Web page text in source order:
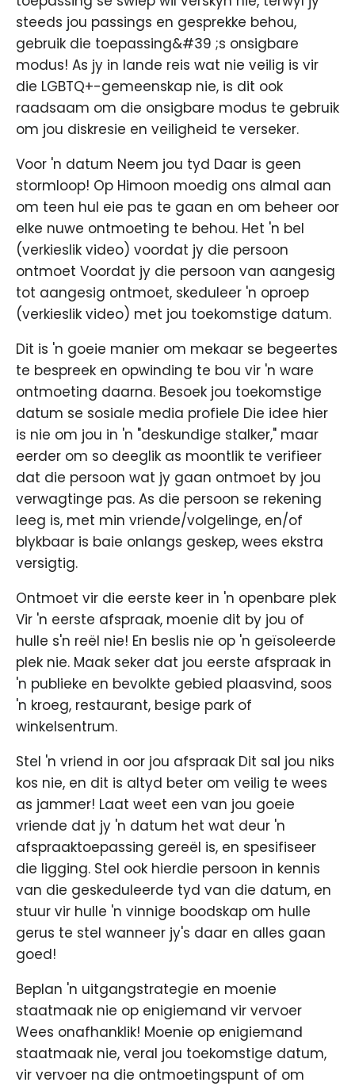
steeds jou passings en gesprekke behou,
gebruik die toepassing&#39 ;s onsigbare
modus! As jy in lande reis wat nie veilig is vir
die LGBTQ+-gemeenskap nie, is dit ook
raadsaam om die onsigbare modus te gebruik
om jou diskresie en veiligheid te verseker.
Voor 'n datum Neem jou tyd Daar is geen
stormloop! Op Himoon moedig ons almal aan
om teen hul eie pas te gaan en om beheer oor
elke nuwe ontmoeting te behou. Het 'n bel
(verkieslik video) voordat jy die persoon
ontmoet Voordat jy die persoon van aangesig
tot aangesig ontmoet, skeduleer 'n oproep
(verkieslik video) met jou toekomstige datum.
Dit is 'n goeie manier om mekaar se begeertes
te bespreek en opwinding te bou vir 'n ware
ontmoeting daarna. Besoek jou toekomstige
datum se sosiale media profiele Die idee hier
is nie om jou in 'n "deskundige stalker," maar
eerder om so deeglik as moontlik te verifieer
dat die persoon wat jy gaan ontmoet by jou
verwagtinge pas. As die persoon se rekening
leeg is, met min vriende/volgelinge, en/of
blykbaar is baie onlangs geskep, wees ekstra
versigtig.
Ontmoet vir die eerste keer in 'n openbare plek
Vir 'n eerste afspraak, moenie dit by jou of
hulle s'n reël nie! En beslis nie op 'n geïsoleerde
plek nie. Maak seker dat jou eerste afspraak in
'n publieke en bevolkte gebied plaasvind, soos
'n kroeg, restaurant, besige park of
winkelsentrum.
Stel 'n vriend in oor jou afspraak Dit sal jou niks
kos nie, en dit is altyd beter om veilig te wees
as jammer! Laat weet een van jou goeie
vriende dat jy 'n datum het wat deur 'n
afspraaktoepassing gereël is, en spesifiseer
die ligging. Stel ook hierdie persoon in kennis
van die geskeduleerde tyd van die datum, en
stuur vir hulle 'n vinnige boodskap om hulle
gerus te stel wanneer jy's daar en alles gaan
goed!
Beplan 'n uitgangstrategie en moenie
staatmaak nie op enigiemand vir vervoer
Wees onafhanklik! Moenie op enigiemand
staatmaak nie, veral jou toekomstige datum,
vir vervoer na die ontmoetingspunt of om